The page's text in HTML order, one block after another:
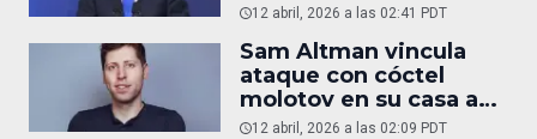
12 abril, 2026 a las 02:41 PDT
Sam Altman vincula
ataque con cóctel
molotov en su casa a
reportaje
12 abril, 2026 a las 02:09 PDT